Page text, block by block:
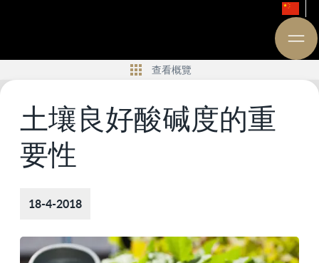
查看概覽
土壤良好酸碱度的重
要性
18-4-2018